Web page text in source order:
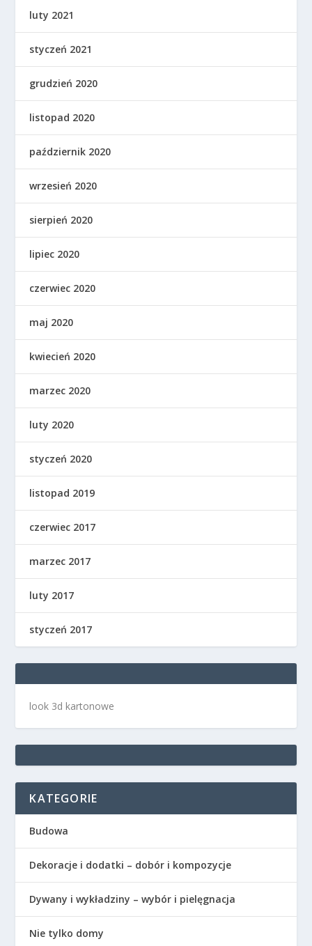
luty 2021
styczeń 2021
grudzień 2020
listopad 2020
październik 2020
wrzesień 2020
sierpień 2020
lipiec 2020
czerwiec 2020
maj 2020
kwiecień 2020
marzec 2020
luty 2020
styczeń 2020
listopad 2019
czerwiec 2017
marzec 2017
luty 2017
styczeń 2017
look 3d kartonowe
KATEGORIE
Budowa
Dekoracje i dodatki – dobór i kompozycje
Dywany i wykładziny – wybór i pielęgnacja
Nie tylko domy